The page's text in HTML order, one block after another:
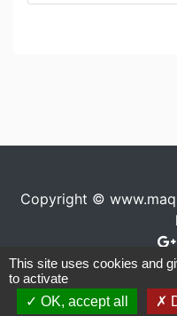
Copyright ©
Conception /
This site uses cookies and
to activate
OK, accept all